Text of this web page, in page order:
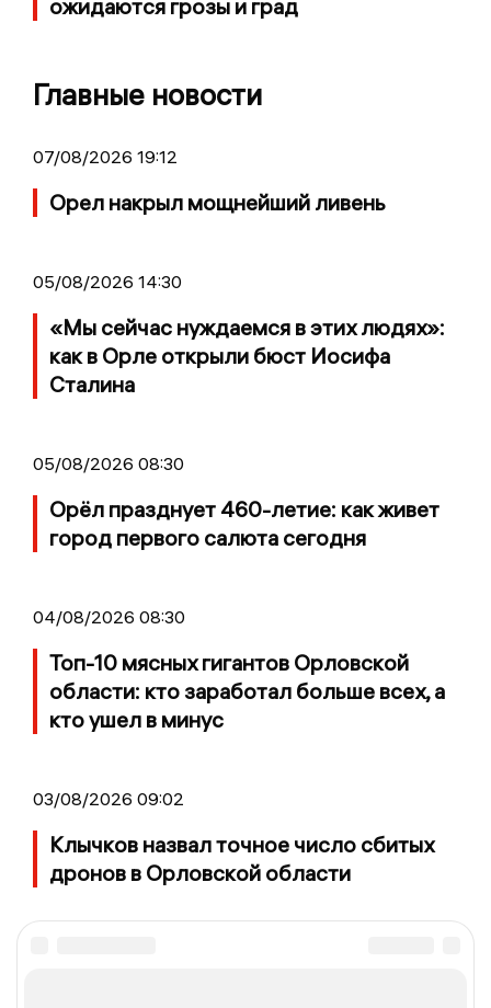
ожидаются грозы и град
Главные новости
07/08/2026 19:12
Орел накрыл мощнейший ливень
05/08/2026 14:30
«Мы сейчас нуждаемся в этих людях»:
как в Орле открыли бюст Иосифа
Сталина
05/08/2026 08:30
Орёл празднует 460-летие: как живет
город первого салюта сегодня
04/08/2026 08:30
Топ-10 мясных гигантов Орловской
области: кто заработал больше всех, а
кто ушел в минус
03/08/2026 09:02
Клычков назвал точное число сбитых
дронов в Орловской области